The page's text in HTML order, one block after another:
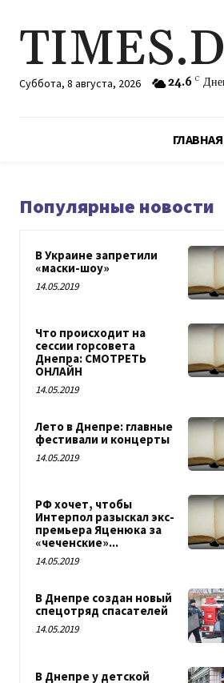
Суббота, 8 августа, 2026 24.6 C
ГЛАВНАЯ
Популярные новости
В Украине запретили
«маски-шоу»
14.05.2019
Что происходит на
сессии горсовета
Днепра: СМОТРЕТЬ
ОНЛАЙН
14.05.2019
Лето в Днепре: главные
фестивали и концерты
14.05.2019
РФ хочет, чтобы
Интерпол разыскал экс-
премьера Яценюка за
«чеченские»...
14.05.2019
В Днепре создан новый
спецотряд спасателей
14.05.2019
В Днепре у детской